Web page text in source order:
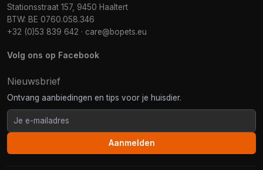
Stationsstraat 157, 9450 Haaltert
BTW: BE 0760.058.346
+32 (0)53 839 642 · care@bopets.eu
Volg ons op Facebook
Nieuwsbrief
Ontvang aanbiedingen en tips voor je huisdier.
Aanmelden